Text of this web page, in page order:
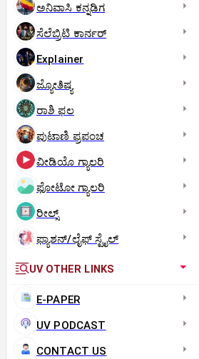
ಅನಿವಾಸಿ ಕನ್ನಡಿಗ
ಸೆಲೆಬ್ರಿಟಿ ಕಾರ್ನರ್‌
Explainer
ಜ್ಯೋತಿಷ್ಯ
ರಾಶಿ ಫಲ
ಪುಟಾಣಿ ಪ್ರಪಂಚ
ವೀಡಿಯೊ ಗ್ಯಾಲರಿ
ಫೋಟೋ ಗ್ಯಾಲರಿ
ರೀಲ್ಸ್
ಫ್ಯಾಶನ್/ಲೈಫ್‌ ಸ್ಟೈಲ್
UV OTHER LINKS
E-PAPER
UV PODCAST
CONTACT US